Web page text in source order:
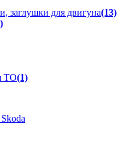
заглушки для двигуна(13)
ТО(1)